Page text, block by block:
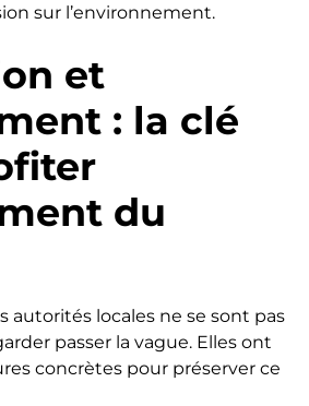
sur l’environnement.
et
: la clé
du
autorités locales ne se sont pas
passer la vague. Elles ont
concrètes pour préserver ce